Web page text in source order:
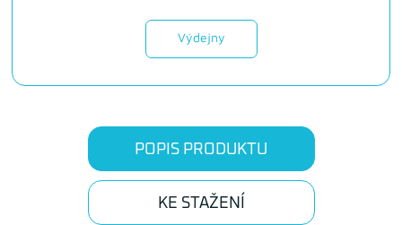
Výdejny
POPIS PRODUKTU
KE STAŽENÍ